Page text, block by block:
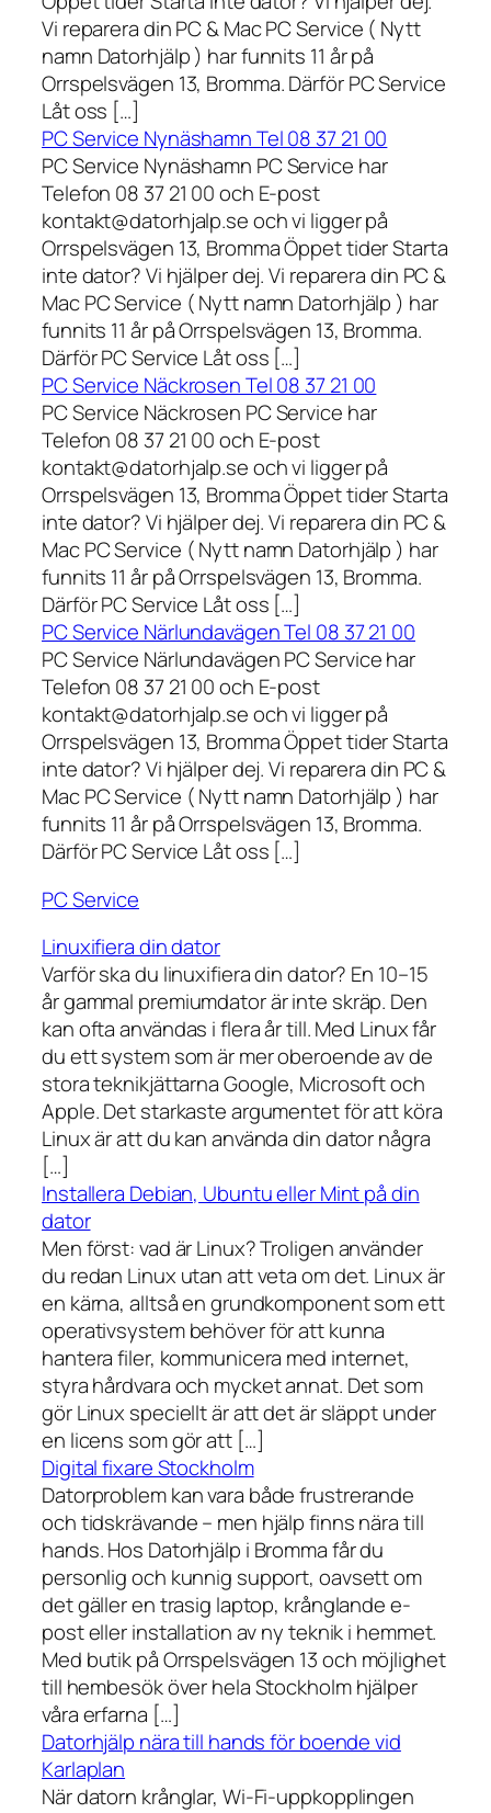
Vi reparera din PC & Mac PC Service ( Nytt
namn Datorhjälp ) har funnits 11 år på
Orrspelsvägen 13, Bromma. Därför PC Service
Låt oss […]
PC Service Nynäshamn Tel 08 37 21 00
PC Service Nynäshamn PC Service har
Telefon 08 37 21 00 och E-post
kontakt@datorhjalp.se och vi ligger på
Orrspelsvägen 13, Bromma Öppet tider Starta
inte dator? Vi hjälper dej. Vi reparera din PC &
Mac PC Service ( Nytt namn Datorhjälp ) har
funnits 11 år på Orrspelsvägen 13, Bromma.
Därför PC Service Låt oss […]
PC Service Näckrosen Tel 08 37 21 00
PC Service Näckrosen PC Service har
Telefon 08 37 21 00 och E-post
kontakt@datorhjalp.se och vi ligger på
Orrspelsvägen 13, Bromma Öppet tider Starta
inte dator? Vi hjälper dej. Vi reparera din PC &
Mac PC Service ( Nytt namn Datorhjälp ) har
funnits 11 år på Orrspelsvägen 13, Bromma.
Därför PC Service Låt oss […]
PC Service Närlundavägen Tel 08 37 21 00
PC Service Närlundavägen PC Service har
Telefon 08 37 21 00 och E-post
kontakt@datorhjalp.se och vi ligger på
Orrspelsvägen 13, Bromma Öppet tider Starta
inte dator? Vi hjälper dej. Vi reparera din PC &
Mac PC Service ( Nytt namn Datorhjälp ) har
funnits 11 år på Orrspelsvägen 13, Bromma.
Därför PC Service Låt oss […]
PC Service
Linuxifiera din dator
Varför ska du linuxifiera din dator? En 10–15
år gammal premiumdator är inte skräp. Den
kan ofta användas i flera år till. Med Linux får
du ett system som är mer oberoende av de
stora teknikjättarna Google, Microsoft och
Apple. Det starkaste argumentet för att köra
Linux är att du kan använda din dator några
[…]
Installera Debian, Ubuntu eller Mint på din
dator
Men först: vad är Linux? Troligen använder
du redan Linux utan att veta om det. Linux är
en kärna, alltså en grundkomponent som ett
operativsystem behöver för att kunna
hantera filer, kommunicera med internet,
styra hårdvara och mycket annat. Det som
gör Linux speciellt är att det är släppt under
en licens som gör att […]
Digital fixare Stockholm
Datorproblem kan vara både frustrerande
och tidskrävande – men hjälp finns nära till
hands. Hos Datorhjälp i Bromma får du
personlig och kunnig support, oavsett om
det gäller en trasig laptop, krånglande e-
post eller installation av ny teknik i hemmet.
Med butik på Orrspelsvägen 13 och möjlighet
till hembesök över hela Stockholm hjälper
våra erfarna […]
Datorhjälp nära till hands för boende vid
Karlaplan
När datorn krånglar, Wi-Fi-uppkopplingen